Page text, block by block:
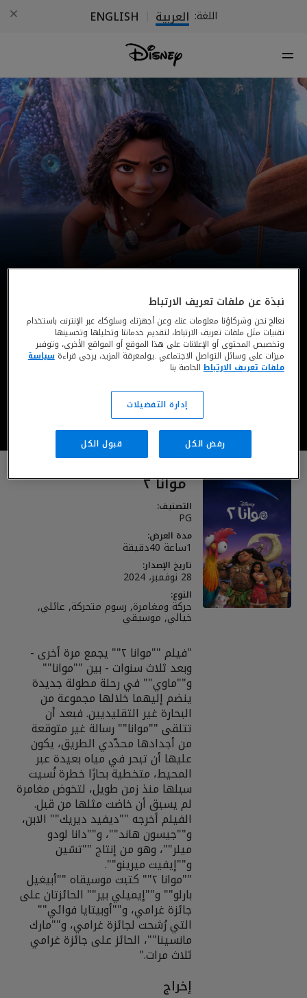
اللغة: العربية ENGLISH
يُعرض الآن على ديزني+*
شاهد على ديزني بلس
*تُطبق متطلبات الحد الأدنى للعمر. تُطبق الشروط والأحكام
موانا ٢
التصنيف:
PG
مدة العرض:
1ساعة 40دقيقة
تاريخ الإصدار:
28 نوفمبر، 2024
النوع:
حركة ومغامرة, رسوم متحركة, عائلي,
خيالي, موسيقي
"فيلم ""موانا ٢"" يجمع مرة أخرى -
وبعد ثلاث سنوات - بين ""موانا""
و""ماوي"" في رحلة مطولة جديدة
ينضم إليهما خلالها مجموعة من
البحارة غير التقليديين. فبعد أن
تتلقى ""موانا"" رسالة غير متوقعة
من أجدادها محدّدي الطريق، يكون
عليها أن تبحر في مياه بعيدة عبر
المحيط، متخطية بحارًا خطرة نُسيت
سبلها منذ زمن طويل، لتخوض مغامرة
الفيلم أخرجه ""ديفيد ديريك"" الابن،
و""جيسون هاند""، و""دانا لودو
ميلر""، وهو من إنتاج ""تشين
""موانا ٢"" كتبت موسيقاه ""أبيغيل
بارلو"" و""إيميلي بير"" الحائزتان على
جائزة غرامي، و""أوبيتايا فوائي""
التي رُشحت لجائزة غرامي، و""مارك
مانسينا""، الحائز على جائزة غرامي
ثلاث مرات."
إخراج
نبذة عن ملفات تعريف الارتباط
نعالج نحن وشركاؤنا معلومات عنك وعن أجهزتك وسلوكك عبر الإنترنت باستخدام
تقنيات مثل ملفات تعريف الارتباط، لتقديم خدماتنا وتحليلها وتحسينها
وتخصيص المحتوى أو الإعلانات على هذا الموقع أو المواقع الأخرى، وتوفير
ميزات على وسائل التواصل الاجتماعي .يولمعرفة المزيد، يرجى قراءةسياسة
ملفات تعريف الارتباطالخاصة بنا
إدارة التفضيلات
رفض الكل قبول الكل